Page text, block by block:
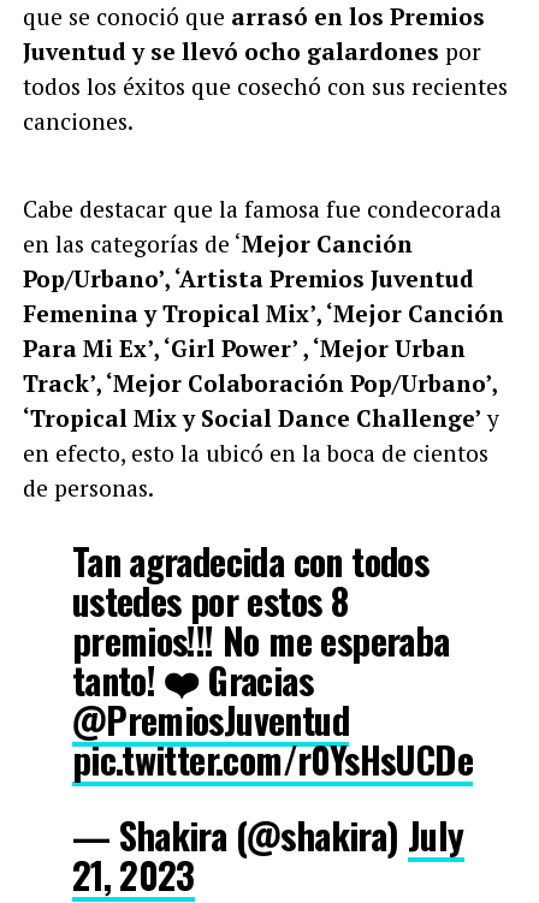
que se conoció que arrasó en los Premios
Juventud y se llevó ocho galardones por
todos los éxitos que cosechó con sus recientes
canciones.
Cabe destacar que la famosa fue condecorada
en las categorías de ‘Mejor Canción
Pop/Urbano’, ‘Artista Premios Juventud
Femenina y Tropical Mix’, ‘Mejor Canción
Para Mi Ex’, ‘Girl Power’ , ‘Mejor Urban
Track’, ‘Mejor Colaboración Pop/Urbano’,
‘Tropical Mix y Social Dance Challenge’ y
en efecto, esto la ubicó en la boca de cientos
de personas.
Tan agradecida con todos
ustedes por estos 8
premios!!! No me esperaba
tanto! ❤️ Gracias
@PremiosJuventud
pic.twitter.com/r0YsHsUCDe
— Shakira (@shakira) July
21, 2023